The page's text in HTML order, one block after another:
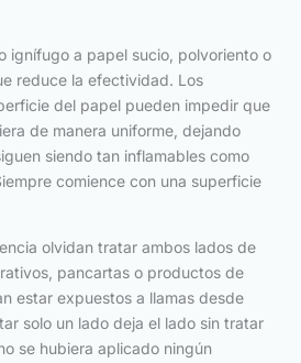
ignífugo a papel sucio, polvoriento o
reduce la efectividad. Los
del papel pueden impedir que
de manera uniforme, dejando
siendo tan inflamables como
comience con una superficie
olvidan tratar ambos lados de
pancartas o productos de
estar expuestos a llamas desde
solo un lado deja el lado sin tratar
se hubiera aplicado ningún